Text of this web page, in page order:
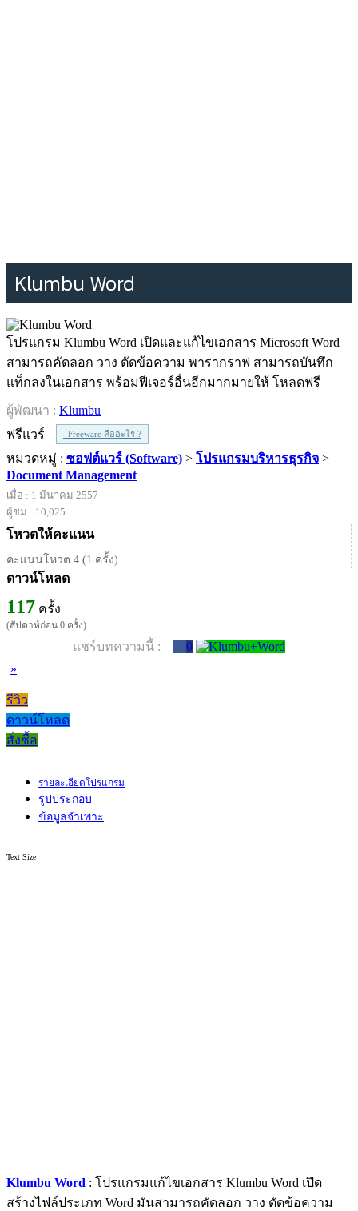
Klumbu Word
โปรแกรม Klumbu Word เปิดและแก้ไขเอกสาร Microsoft Word
สามารถคัดลอก วาง ตัดข้อความ พารากราฟ สามารถบันทึก
แท็กลงในเอกสาร พร้อมฟีเจอร์อื่นอีกมากมายให้ โหลดฟรี
ผู้พัฒนา : Klumbu
ฟรีแวร์
Freeware คืออะไร ?
หมวดหมู่ : ซอฟต์แวร์ (Software) > โปรแกรมบริหารธุรกิจ >
Document Management
เมื่อ : 1 มีนาคม 2557
ผู้ชม : 10,025
โหวตให้คะแนน
คะแนนโหวต 4 (1 ครั้ง)
ดาวน์โหลด
117 ครั้ง
(สัปดาห์ก่อน 0 ครั้ง)
แชร์บทความนี้ :
0
»
รีวิว
ดาวน์โหลด
สั่งซื้อ
รายละเอียดโปรแกรม
รูปประกอบ
ข้อมูลจำเพาะ
Text Size
Klumbu Word : โปรแกรมแก้ไขเอกสาร Klumbu Word เปิด
สร้างไฟล์ประเภท Word มันสามารถคัดลอก วาง ตัดข้อความ